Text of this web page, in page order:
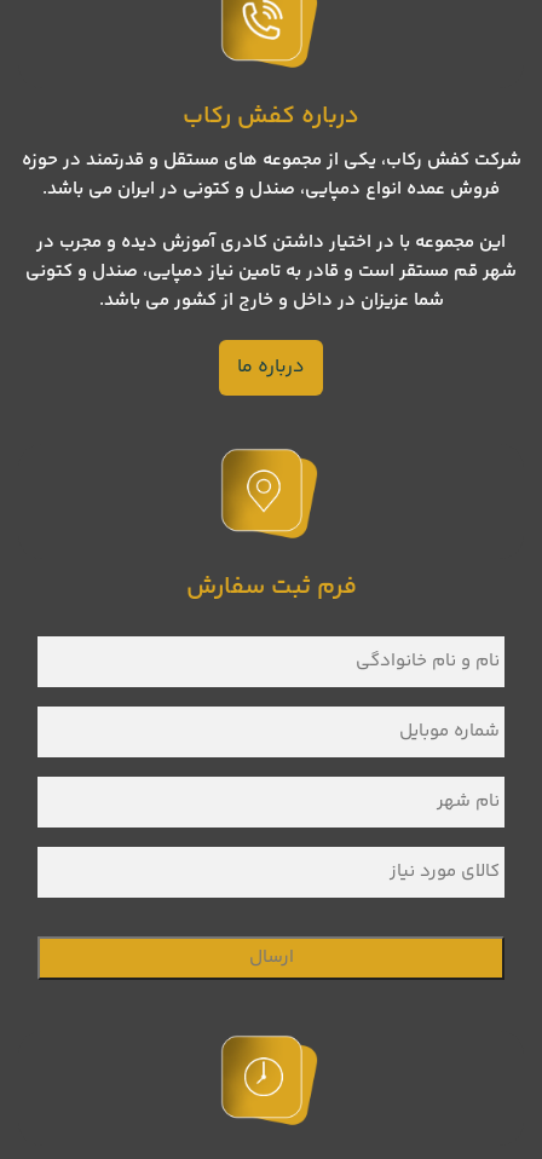
درباره کفش رکاب
شرکت کفش رکاب، یکی از مجموعه های مستقل و قدرتمند در حوزه
فروش عمده انواع دمپایی، صندل و کتونی در ایران می باشد.
این مجموعه با در اختیار داشتن کادری آموزش دیده و مجرب در
شهر قم مستقر است و قادر به تامین نیاز دمپایی، صندل و کتونی
شما عزیزان در داخل و خارج از کشور می باشد.
درباره ما
فرم ثبت سفارش
نام
و
نام
خانوادگی
*
شماره
موبایل *
نام
شهر *
کالای
مورد
نیاز